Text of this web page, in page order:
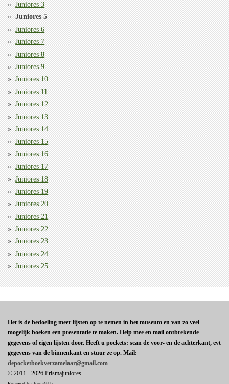
Juniores 3
Juniores 5
Juniores 6
Juniores 7
Juniores 8
Juniores 9
Juniores 10
Juniores 11
Juniores 12
Juniores 13
Juniores 14
Juniores 15
Juniores 16
Juniores 17
Juniores 18
Juniores 19
Juniores 20
Juniores 21
Juniores 22
Juniores 23
Juniores 24
Juniores 25
Het is de bedoeling meer lijsten op te nemen in het museum en van zo veel
mogelijk boeken een presentatie te maken. Help mee en mail ontbrekende
gegevens of eigen lijsten door. Heeft u pockets: scan de voor- en de achterkant, evt
gegevens van de binnenkant en stuur ze op. Mail:
depocketboekverzamelaar@gmail.com
© 2011 - 2026 Prismajuniores